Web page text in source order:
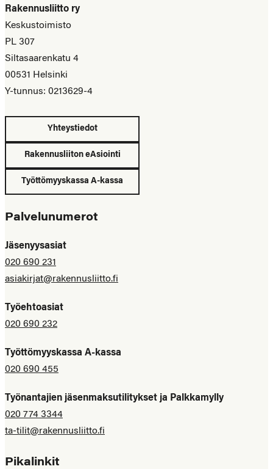
Rakennusliitto ry
Keskustoimisto
PL 307
Siltasaarenkatu 4
00531 Helsinki
Y-tunnus: 0213629-4
Yhteystiedot
Rakennusliiton eAsiointi
Työttömyyskassa A-kassa
Palvelunumerot
Jäsenyysasiat
020 690 231
asiakirjat@rakennusliitto.fi
Työehtoasiat
020 690 232
Työttömyyskassa A-kassa
020 690 455
Työnantajien jäsenmaksutilitykset ja Palkkamylly
020 774 3344
ta-tilit@rakennusliitto.fi
Pikalinkit